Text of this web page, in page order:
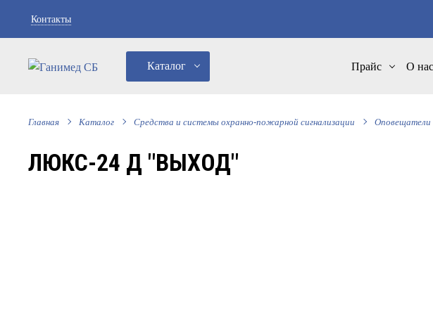
Контакты
Прайс О нас
Каталог
Главная Каталог Средства и системы охранно-пожарной сигнализации Оповещатели
ЛЮКС-24 Д "ВЫХОД"